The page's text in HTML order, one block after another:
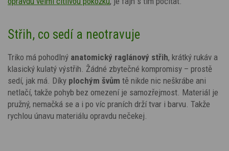
Střih, co sedí a neotravuje
Triko má pohodlný anatomický raglánový střih, krátký rukáv a
klasický kulatý výstřih. Žádné zbytečné kompromisy – prostě
sedí, jak má. Díky plochým švům tě nikde nic neškrábe ani
netlačí, takže pohyb bez omezení je samozřejmost. Materiál je
pružný, nemačká se a i po víc praních drží tvar i barvu. Takže
rychlou únavu materiálu opravdu nečekej.